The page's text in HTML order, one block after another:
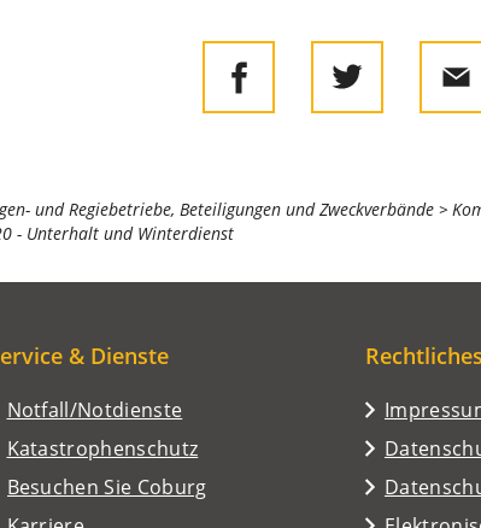
und Regiebetriebe, Beteiligungen und Zweckverbände
- Unterhalt und Winterdienst
& Dienste
Notfall/Notdienste
Katastrophenschutz
Besuchen Sie Coburg
Rechtliches